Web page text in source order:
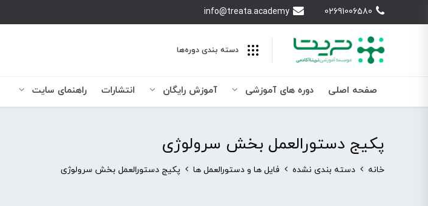
02691006580
info@treata.academy
دسته بندی‌ دوره‌ها
صفحه اصلی دوره های آموزشی آموزش رایگان انتشارات راهنمای سایت
پکیج دستورالعمل بخش سرولوژی
خانه دسته بندی نشده فایل ها و دستورالعمل ها پکیج دستورالعمل بخش سرولوژی